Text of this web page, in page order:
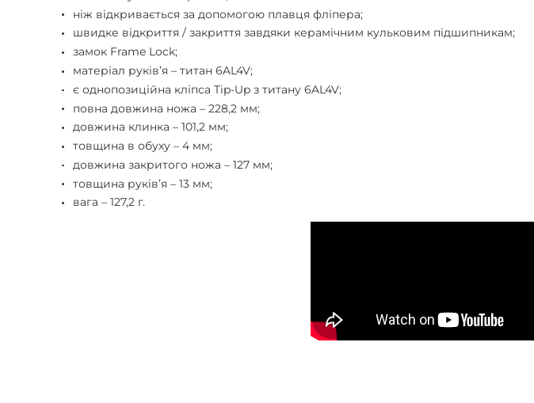
ніж відкривається за допомогою плавця фліпера;
швидке відкриття / закриття завдяки керамічним кульковим підшипникам;
замок Frame Lock;
матеріал руківʼя – титан 6AL4V;
є однопозиційна кліпса Tip-Up з титану 6AL4V;
повна довжина ножа – 228,2 мм;
довжина клинка – 101,2 мм;
товщина в обуху – 4 мм;
довжина закритого ножа – 127 мм;
товщина руківʼя – 13 мм;
вага – 127,2 г.